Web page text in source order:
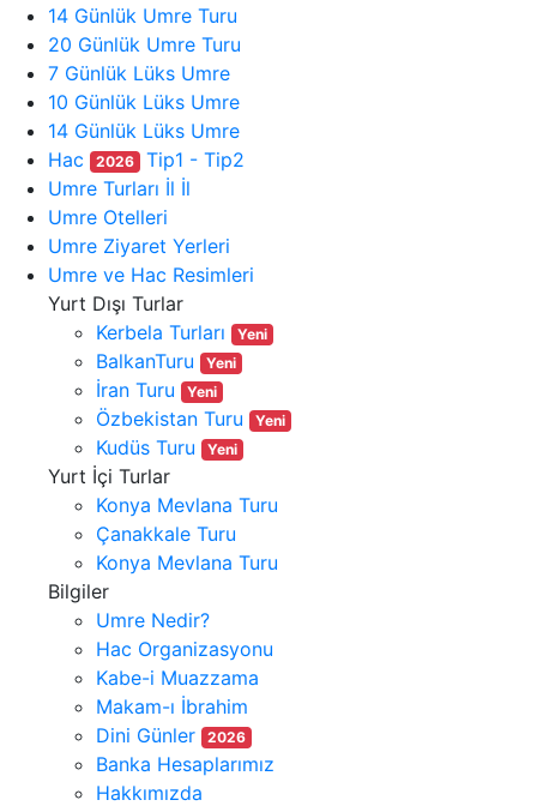
14 Günlük Umre Turu
20 Günlük Umre Turu
7 Günlük Lüks Umre
10 Günlük Lüks Umre
14 Günlük Lüks Umre
Hac
2026 Tip1 - Tip2
Umre Turları İl İl
Umre Otelleri
Umre Ziyaret Yerleri
Umre ve Hac Resimleri
Yurt Dışı Turlar
Kerbela Turları
Yeni
BalkanTuru Yeni
İran Turu Yeni
Özbekistan Turu Yeni
Kudüs Turu Yeni
Yurt İçi Turlar
Konya Mevlana Turu
Çanakkale Turu
Konya Mevlana Turu
Bilgiler
Umre Nedir?
Hac Organizasyonu
Kabe-i Muazzama
Makam-ı İbrahim
Dini Günler
2026
Banka Hesaplarımız
Hakkımızda